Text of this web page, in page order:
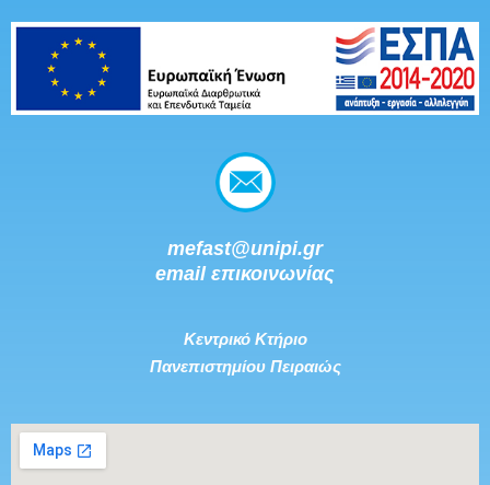
mefast@unipi.gr
email επικοινωνίας
Κεντρικό Κτήριο
Πανεπιστημίου Πειραιώς